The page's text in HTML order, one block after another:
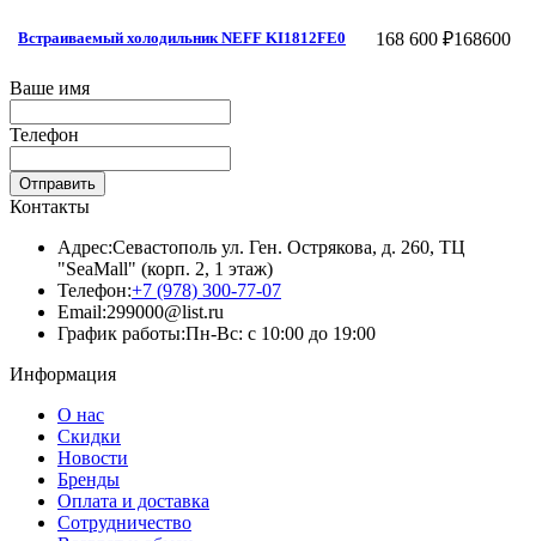
Встраиваемый холодильник NEFF KI1812FE0 168 600 ₽168600
Ваше имя
Телефон
Отправить
Контакты
Адрес:Севастополь ул. Ген. Острякова, д. 260, ТЦ
"SeaMall" (корп. 2, 1 этаж)
Телефон:+7 (978) 300-77-07
Email:299000@list.ru
График работы:Пн-Вс: с 10:00 до 19:00
Информация
О нас
Скидки
Новости
Бренды
Оплата и доставка
Сотрудничество